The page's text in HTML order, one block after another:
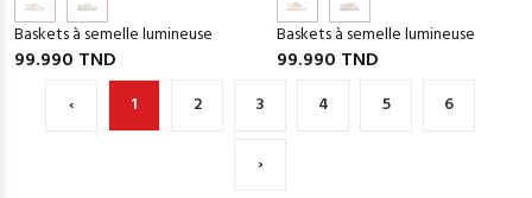
Baskets à semelle lumineuse
99.990 TND
Baskets à semelle lumineuse
99.990 TND
‹ 1 2 3 4 5 6
›